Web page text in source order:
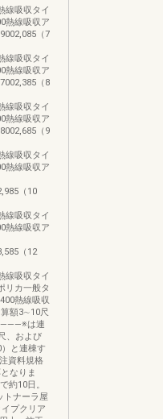
線吸収タイ
熱線吸収ア
（7
線吸収タイ
熱線吸収ア
（8
線吸収タイ
熱線吸収ア
（9
線吸収タイ
熱線吸収ア
（10
線吸収タイ
熱線吸収ア
（12
線吸収タイ
カ一般タ
熱線吸収
額3∼10尺
は連
、および
と連棟す
資料規格
なりま
約10日。
トナーラ屋
プクリア